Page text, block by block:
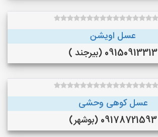
عسل اویشن
09150913313 (بیرجند )
عسل کوهی وحشی
09178721593 (بوشهر)